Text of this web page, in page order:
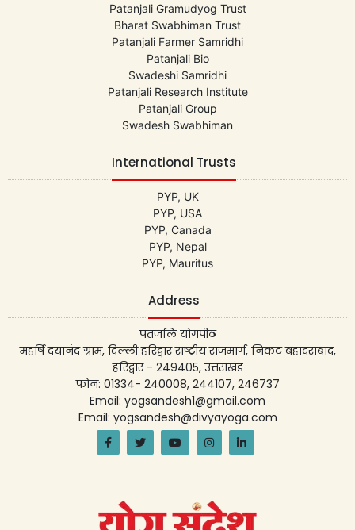
Patanjali Gramudyog Trust
Bharat Swabhiman Trust
Patanjali Farmer Samridhi
Patanjali Bio
Swadeshi Samridhi
Patanjali Research Institute
Patanjali Group
Swadesh Swabhiman
International Trusts
PYP, UK
PYP, USA
PYP, Canada
PYP, Nepal
PYP, Mauritus
Address
पतंजलि योगपीठ
महर्षि दयानंद ग्राम, दिल्ली हरिद्वार राष्ट्रीय राजमार्ग, निकट बहादराबाद,
हरिद्वार - 249405, उत्तराखंड
फोन: 01334- 240008, 244107, 246737
Email: yogsandesh1@gmail.com
Email: yogsandesh@divyayoga.com